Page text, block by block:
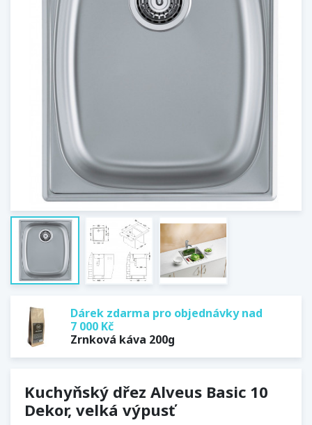
Dárek zdarma pro objednávky nad
7 000 Kč
Zrnková káva 200g
Kuchyňský dřez Alveus Basic 10
Dekor, velká výpusť